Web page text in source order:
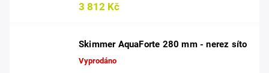
3 812 Kč
Skimmer AquaForte 280 mm - nerez síto
Vyprodáno